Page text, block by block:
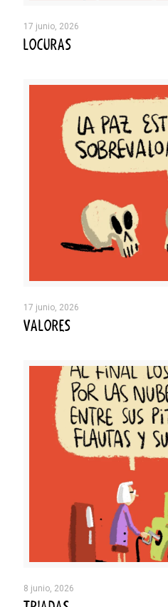
17 junio, 2026
LOCURAS
17 junio, 2026
VALORES
8 junio, 2026